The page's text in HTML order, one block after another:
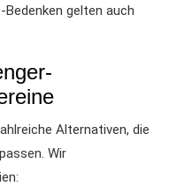
Bedenken gelten auch
Alternativen, die
Wir